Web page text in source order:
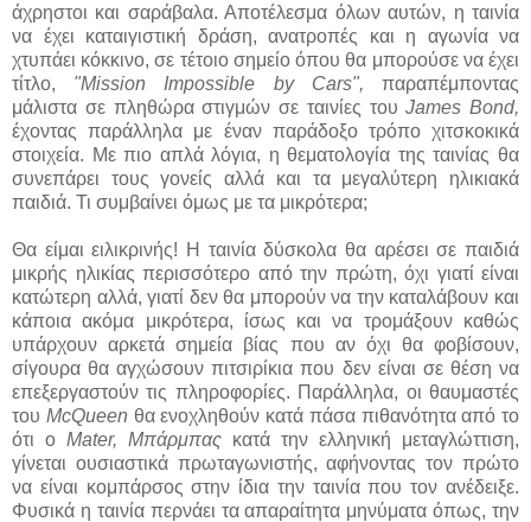
άχρηστοι και σαράβαλα. Αποτέλεσμα όλων αυτών, η ταινία
να έχει καταιγιστική δράση, ανατροπές και η αγωνία να
χτυπάει κόκκινο, σε τέτοιο σημείο όπου θα μπορούσε να έχει
τίτλο, "Mission Impossible by Cars", παραπέμποντας
μάλιστα σε πληθώρα στιγμών σε ταινίες τουJames Bond,
έχοντας παράλληλα με έναν παράδοξο τρόπο χιτσκοκικά
στοιχεία. Με πιο απλά λόγια, η θεματολογία της ταινίας θα
συνεπάρει τους γονείς αλλά και τα μεγαλύτερη ηλικιακά
παιδιά. Τι συμβαίνει όμως με τα μικρότερα;
Θα είμαι ειλικρινής! Η ταινία δύσκολα θα αρέσει σε παιδιά
μικρής ηλικίας περισσότερο από την πρώτη, όχι γιατί είναι
κατώτερη αλλά, γιατί δεν θα μπορούν να την καταλάβουν και
κάποια ακόμα μικρότερα, ίσως και να τρομάξουν καθώς
υπάρχουν αρκετά σημεία βίας που αν όχι θα φοβίσουν,
σίγουρα θα αγχώσουν πιτσιρίκια που δεν είναι σε θέση να
επεξεργαστούν τις πληροφορίες. Παράλληλα, οι θαυμαστές
του McQueen θα ενοχληθούν κατά πάσα πιθανότητα από το
ότι ο Mater, Μπάρμπας κατά την ελληνική μεταγλώττιση,
γίνεται ουσιαστικά πρωταγωνιστής, αφήνοντας τον πρώτο
να είναι κομπάρσος στην ίδια την ταινία που τον ανέδειξε.
Φυσικά η ταινία περνάει τα απαραίτητα μηνύματα όπως, την